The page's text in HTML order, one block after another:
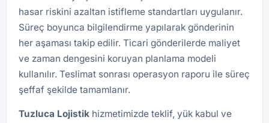
hasar riskini azaltan istifleme standartları uygulanır.
Süreç boyunca bilgilendirme yapılarak gönderinin
her aşaması takip edilir. Ticari gönderilerde maliyet
ve zaman dengesini koruyan planlama modeli
kullanılır. Teslimat sonrası operasyon raporu ile süreç
şeffaf şekilde tamamlanır.
Tuzluca Lojistik hizmetimizde teklif, yük kabul ve